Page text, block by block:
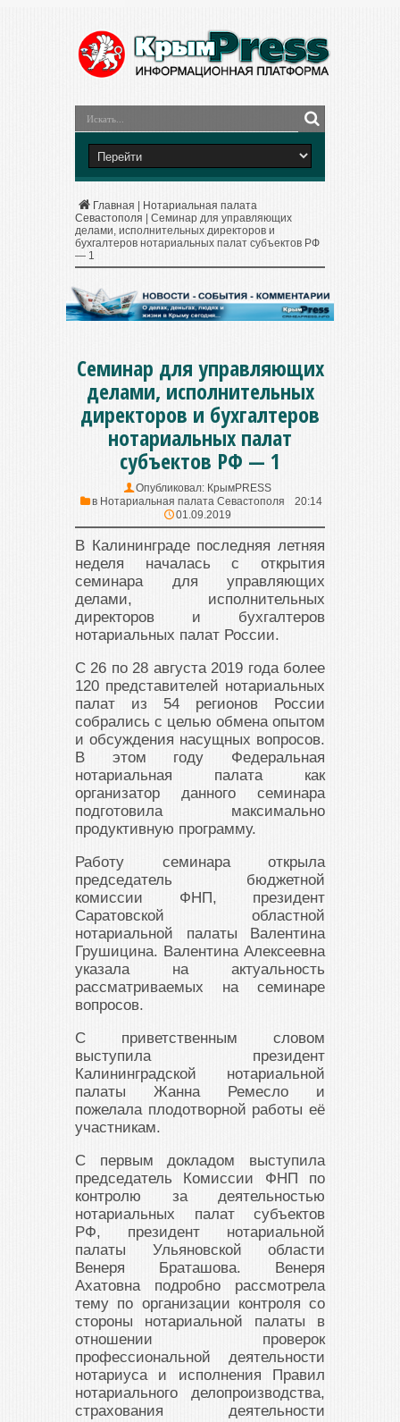
Главная
Нотариальная палата
Севастополя
Семинар для управляющих
делами, исполнительных директоров и
бухгалтеров нотариальных палат субъектов РФ
— 1
Семинар для управляющих
делами, исполнительных
директоров и бухгалтеров
нотариальных палат
субъектов РФ — 1
Опубликовал: КрымPRESS
в Нотариальная палата Севастополя
20:14
01.09.2019
В Калининграде последняя летняя
неделя началась с открытия
семинара для управляющих
делами, исполнительных
директоров и бухгалтеров
нотариальных палат России.
С 26 по 28 августа 2019 года более
120 представителей нотариальных
палат из 54 регионов России
собрались c целью обмена опытом
и обсуждения насущных вопросов.
В этом году Федеральная
нотариальная палата как
организатор данного семинара
подготовила максимально
продуктивную программу.
Работу семинара открыла
председатель бюджетной
комиссии ФНП, президент
Саратовской областной
нотариальной палаты Валентина
Грушицина. Валентина Алексеевна
указала на актуальность
рассматриваемых на семинаре
вопросов.
С приветственным словом
выступила президент
Калининградской нотариальной
палаты Жанна Ремесло и
пожелала плодотворной работы её
участникам.
С первым докладом выступила
председатель Комиссии ФНП по
контролю за деятельностью
нотариальных палат субъектов
РФ, президент нотариальной
палаты Ульяновской области
Венеря Браташова. Венеря
Ахатовна подробно рассмотрела
тему по организации контроля со
стороны нотариальной палаты в
отношении проверок
профессиональной деятельности
нотариуса и исполнения Правил
нотариального делопроизводства,
страхования деятельности